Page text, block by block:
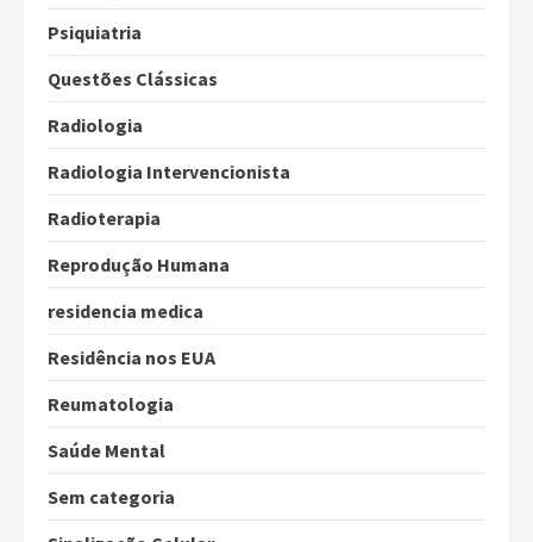
Psiquiatria
Questões Clássicas
Radiologia
Radiologia Intervencionista
Radioterapia
Reprodução Humana
residencia medica
Residência nos EUA
Reumatologia
Saúde Mental
Sem categoria